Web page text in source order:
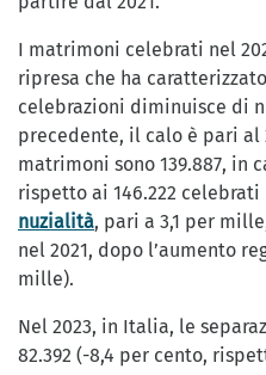
I matrimoni celebrati nel
ripresa che ha
celebrazioni diminuisce di
precedente, il calo è pari al
matrimoni sono 139.887, in
rispetto ai 146.222 celebrati
nuzialità, pari a 3,1 per
nel 2021, dopo l’aumento
mille).
Nel 2023, in Italia, le
82.392 (-8,4 per cento,